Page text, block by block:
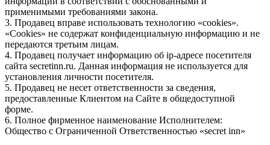
применимыми требованиями закона.
3. Продавец вправе использовать технологию «cookies».
«Cookies» не содержат конфиденциальную информацию и не
передаются третьим лицам.
4. Продавец получает информацию об ip-адресе посетителя
сайта secretinn.ru. Данная информация не используется для
установления личности посетителя.
5. Продавец не несет ответственности за сведения,
предоставленные Клиентом на Сайте в общедоступной
форме.
6. Полное фирменное наименование Исполнителем:
Общество с Ограниченной Ответственностью «secret inn»